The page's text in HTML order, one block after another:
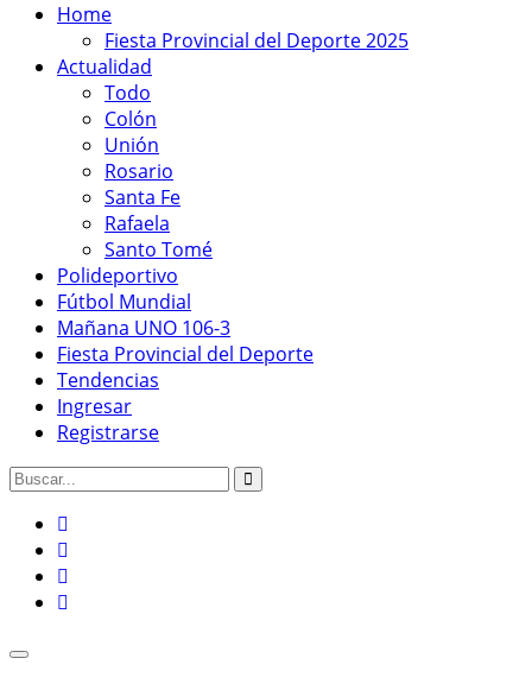
Home
Fiesta Provincial del Deporte 2025
Actualidad
Todo
Colón
Unión
Rosario
Santa Fe
Rafaela
Santo Tomé
Polideportivo
Fútbol Mundial
Mañana UNO 106-3
Fiesta Provincial del Deporte
Tendencias
Ingresar
Registrarse